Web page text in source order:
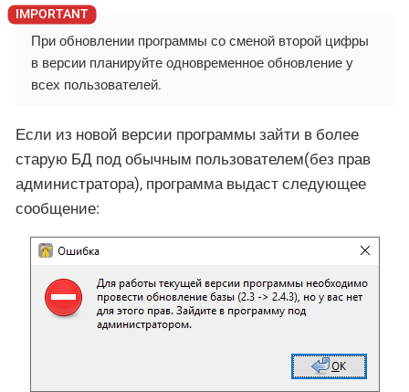
При обновлении программы со сменой второй цифры
в версии планируйте одновременное обновление у
всех пользователей.
Если из новой версии программы зайти в более
старую БД под обычным пользователем(без прав
администратора), программа выдаст следующее
сообщение: